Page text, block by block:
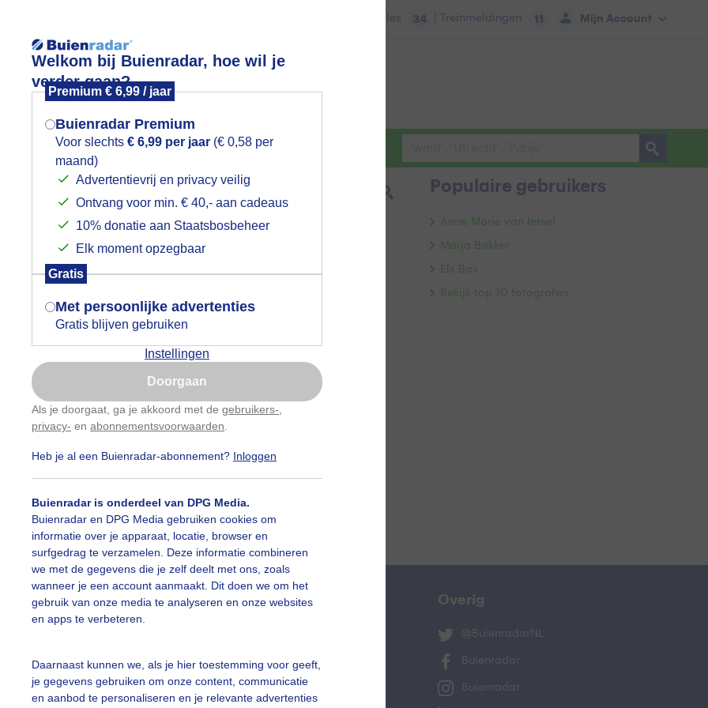
Welkom bij Buienradar, hoe wil je
verder gaan?
Premium € 6,99 / jaar
Buienradar Premium
Voor slechts € 6,99 per jaar (€ 0,58 per
maand)
Advertentievrij en privacy veilig
Ontvang voor min. € 40,- aan cadeaus
10% donatie aan Staatsbosbeheer
Elk moment opzegbaar
Gratis
Met persoonlijke advertenties
Gratis blijven gebruiken
Instellingen
Doorgaan
Als je doorgaat, ga je akkoord met de gebruikers-
privacy- en abonnementsvoorwaarden
Heb je al een Buienradar-abonnement? Inloggen
Buienradar is onderdeel van DPG Media.
Buienradar en DPG Media gebruiken cookies om
informatie over je apparaat, locatie, browser en
surfgedrag te verzamelen. Deze informatie combineren
we met de gegevens die je zelf deelt met ons, zoals
wanneer je een account aanmaakt. Dit doen we om het
gebruik van onze media te analyseren en onze websites
en apps te verbeteren.
Daarnaast kunnen we, als je hier toestemming voor geeft,
je gegevens gebruiken om onze content, communicatie
en aanbod te personaliseren en je relevante advertenties
Mijn Account
Files 34 | Treinmeldingen 11
Foto en video Weerzine
slideshow
Een moment geduld aub...
##terras #bewolking
#duinen #fietser #fietsers
#hittegolf #kinderen #kiters #kurkdroog
#maan #mist
#opklaringen #paraplu
#strakblauwe_lucht #strakblauwelucht
alle categorieën
Populaire gebruikers
Anne-Marie van Iersel
Marja Bakker
Els Bax
Bekijk top 10 fotografen
vragen
Mijn weer Overig
@BuienradarNL
Buienradar
Buienradar
Mogen we je locatie gebruiken voor
het weer?
Indien je hier nog geen akkoord op hebt
gegeven, verschijnt er zo een pop-up uit
je browser waarin deze toestemming
gevraagd wordt.
Is goed, toon de popup
Nu niet, misschien later
Gebruik je Safari en wil je niet elke dag deze pop-up
Klikhierom dit aan te passen